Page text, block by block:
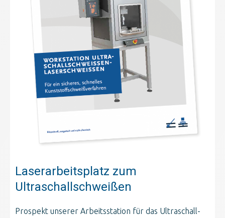
Laserarbeitsplatz zum
Ultraschallschweißen
Prospekt unserer Arbeitsstation für das Ultraschall-